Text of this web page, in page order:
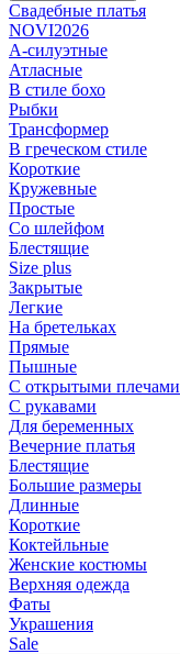
Свадебные платья
NOVI2026
А-силуэтные
Атласные
В стиле бохо
Рыбки
Трансформер
В греческом стиле
Короткие
Кружевные
Простые
Со шлейфом
Блестящие
Size plus
Закрытые
Легкие
На бретельках
Прямые
Пышные
С открытыми плечами
С рукавами
Для беременных
Вечерние платья
Блестящие
Большие размеры
Длинные
Короткие
Коктейльные
Женские костюмы
Верхняя одежда
Фаты
Украшения
Sale